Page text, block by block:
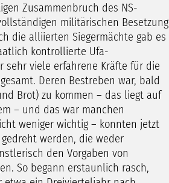
Zusammenbruch des NS-
militärischen Besetzung
die alliierten Siegermächte gab es
kontrollierte Ufa-
sehr viele erfahrene Kräfte für die
Deren Bestreben war, bald
Brot) zu kommen – das liegt auf
– und das war manchen
weniger wichtig – konnten jetzt
werden, die weder
den Vorgaben von
So begann erstaunlich rasch,